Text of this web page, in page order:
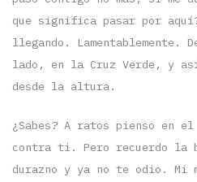
que significa pasar por
llegando. Lamentablemente.
lado, en la Cruz Verde, y así
desde la altura.
¿Sabes? A ratos pienso en
contra ti. Pero recuerdo la
durazno y ya no te odio. Mi